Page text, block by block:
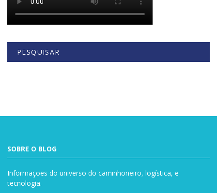
PESQUISAR
SOBRE O BLOG
Informações do universo do caminhoneiro, logística, e
tecnologia.